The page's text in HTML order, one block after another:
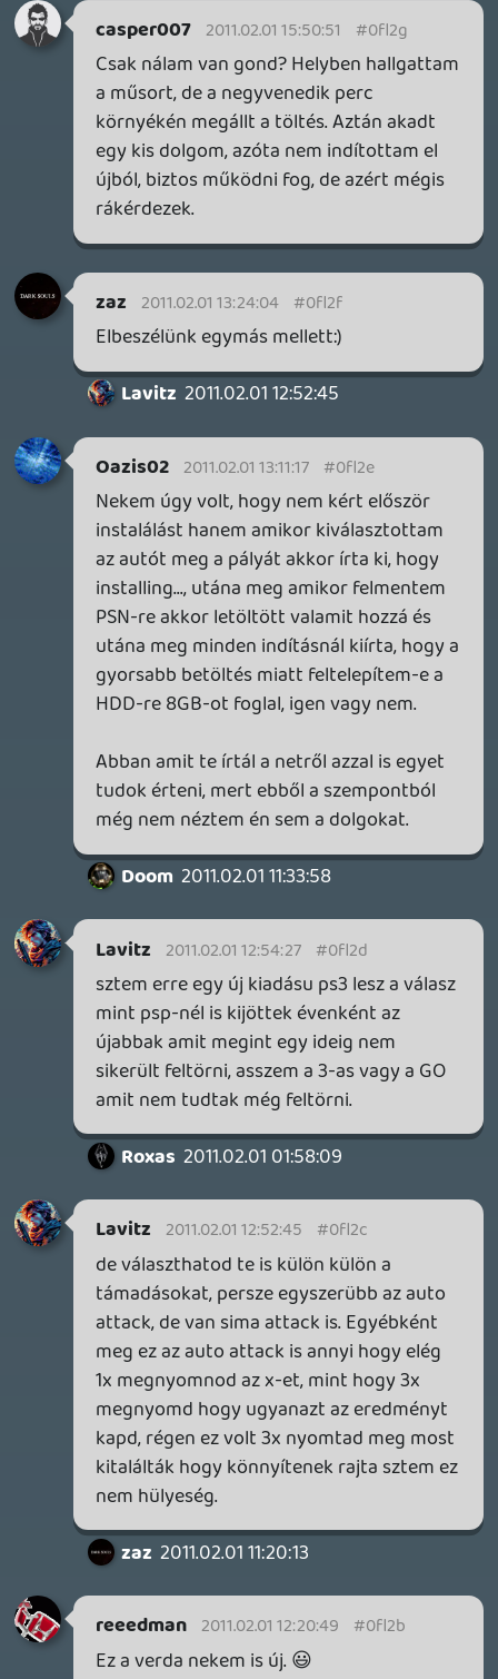
majd ~5-6 ezrekért árulnák.
Oazis02 2011.02.01 10:32:48
drag 2011.02.01 11:30:49 #0fl29
De most legalább tényleg sikerült
rákattanni (most már letudni nem tudok
róla :D).
zaz
A gombot nyomogatod:)
Na akkor rosszul fogalmaztunk.
A lényeg ,hogy a FF XIII ban nem én adom
ki a parancsokat!
Röviden ennyi:)
Oazis02 2011.02.01 10:32:48 #0fl27
Előre nehéz jósolni de én is teszek egyet. A
Microsoft lesz olyan bátor és be fogja
vállani a sokat ígért digitális disztribúcióra
való átállást. Az új konzolban már nem lesz
DVD meghajtó, hanem csak HDD meg USB
port. A játék a Liveon lesz és úgy lesz
megoldva mint a Gran Turismonál, hogy
nem kellesz egyben az egész játékot
felrakni, hanem játék közben fog tölteni
meg instalálni. Ehhez kellesz gyors
internet de akinek nincsen az nem fog
rehynn4 2011.02.01 08:47:47
(A Sine Mora pedig jöhet majd 3DS-re is,
Vega;) )
Roxas 2011.02.01 01:58:09 #0fl25
A PSP tobb, mint masfel evig uthetetlenné
vált. Ez a szoftverforgalmát megnövelte. a
Sony narancsdobozos, magyarul
hugyészaré range szoftverkínálata is
sikernek bizonyult. Sajnos a PS3 most egy
PSP előéleti warezválsággal nézhet
szembe, reméljük, a Sony ezt nem hagyja.
Csak az idő mondja meg mifa lesz.
És VEGA, taps tőlem is, azért az FF13ba
odatetted magad,
Mondjuk én szeretem, mint a Chokitot:D
2011.02.01 01:51:18#0fl24
Óó Drag, fuck, Oblivion végigvitel only
2011ben...???:O:) Szégyen s gyalázat.
Örihari:P
2011.02.01 01:41:02#0fl23
Ez waddaaa.... mi ez a gép amivel ilyen
szépen, simán lehet befordulni a
legnagyobb sz*rba is?:)
Lavitz 2011.01.31 22:30:35
liquid 2011.01.31 22:53:14 #0fl22
drifteli végig a videón)